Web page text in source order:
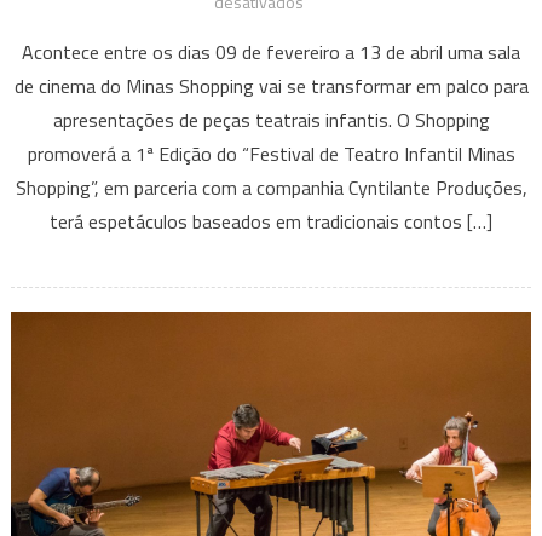
Shopping
abre
espaço
para
apresentações
de
Acontece entre os dias 09 de fevereiro a 13 de abril uma sala
de cinema do Minas Shopping vai se transformar em palco para
apresentações de peças teatrais infantis. O Shopping
promoverá a 1ª Edição do “Festival de Teatro Infantil Minas
Shopping”, em parceria com a companhia Cyntilante Produções,
terá espetáculos baseados em tradicionais contos […]